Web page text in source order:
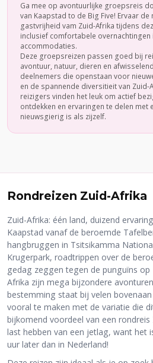
Ga mee op avontuurlijke groepsreis
van Kaapstad to de Big Five! Ervaar
gastvrijheid vam Zuid-Afrika tijdens
inclusief comfortabele
accommodaties.
Deze groepsreizen passen goed bij
avontuur, natuur, dieren en
deelnemers die openstaan voor
en de spannende diversitieit van Zuid-
reizigers vinden het leuk om actief
ontdekken en ervaringen te delen met
nieuwsgierig is als zijzelf.
Rondreizen Zuid-Afrika
Zuid-Afrika: één land, duizend
Kaapstad vanaf de beroemde
hangbruggen in Tsitsikamma
Krugerpark, roadtrippen over de
gedag zeggen tegen de punguïns op
Afrika zijn mega bijzondere
bestemming staat bij velen
vooral te maken met de variatie die
bijkomend voordeel van een
last hebben van een jetlag, want het
uur later dan in Nederland!